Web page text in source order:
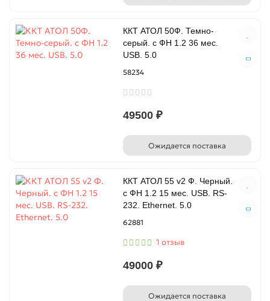
ККТ АТОЛ 50Ф. Темно-
серый. с ФН 1.2 36 мес.
USB. 5.0
58234
49500 ₽
Ожидается поставка
ККТ АТОЛ 55 v2 Ф. Черный.
с ФН 1.2 15 мес. USB. RS-
232. Ethernet. 5.0
62881
1 отзыв
49000 ₽
Ожидается поставка